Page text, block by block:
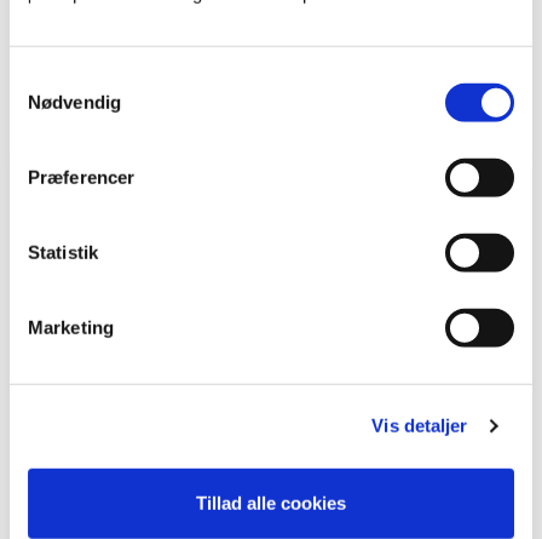
Nødvendig
Præferencer
Statistik
Marketing
Vis detaljer
Tillad alle cookies